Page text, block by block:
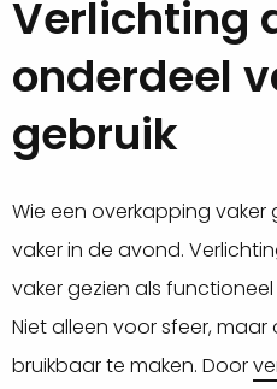
Verlichting
onderdeel
gebruik
Wie een overkapping vaker
vaker in de avond.
vaker gezien als
Niet alleen voor sfeer,
bruikbaar te maken. Door